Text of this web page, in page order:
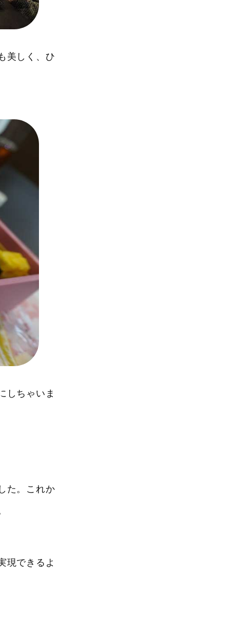
美しく、ひ
しちゃいま
た。これか
現できるよ